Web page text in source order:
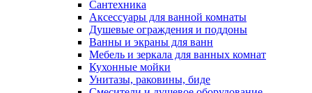
Сантехника
Аксессуары для ванной комнаты
Душевые ограждения и поддоны
Ванны и экраны для ванн
Мебель и зеркала для ванных комнат
Кухонные мойки
Унитазы, раковины, биде